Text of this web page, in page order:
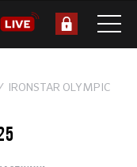
IRONSTAR OLYMPIC